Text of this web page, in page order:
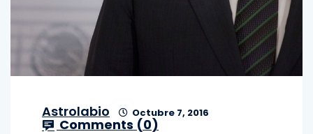
Astrolabio Octubre 7, 2016
Comments (0)